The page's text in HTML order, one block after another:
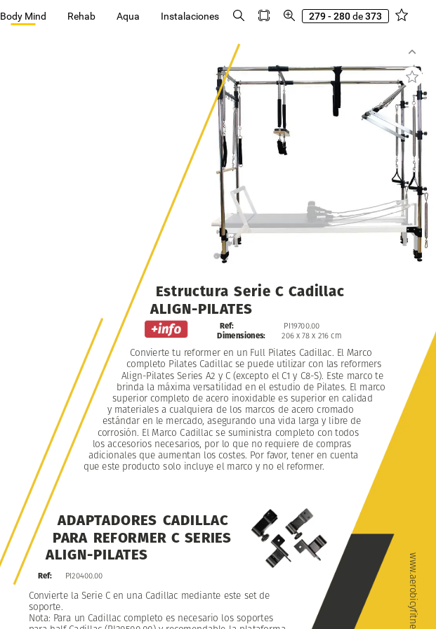
Body Mind Rehab Aqua Instalaciones 279 - 280de373
www.aerobicyfitness.com
Ref: PI20400.00
ADAPTADORES CADILLAC
PARA REFORMER C SERIES
ALIGN-PILATES
Convierte la Serie C en una Cadillac mediante este set de
soporte.
Nota: Para un Cadillac completo es necesario los soportes
Convierte tu reformer en un Full Pilates Cadillac. El Marco
completo Pilates Cadillac se puede utilizar con las reformers
Align-Pilates Series A2 y C (excepto el C1 y C8-S). Este marco te
brinda la máxima versatilidad en el estudio de Pilates. El marco
superior completo de acero inoxidable es superior en calidad
y materiales a cualquiera de los marcos de acero cromado
estándar en le mercado, asegurando una vida larga y libre de
corrosión. El Marco Cadillac se suministra completo con todos
los accesorios necesarios, por lo que no requiere de compras
adicionales que aumentan los costes. Por favor, tener en cuenta
que este producto solo incluye el marco y no el reformer.
Ref:
Dimensiones:
PI19700.00
206 x 78 x 216 cm
Estructura Serie C Cadillac
ALIGN-PILATES